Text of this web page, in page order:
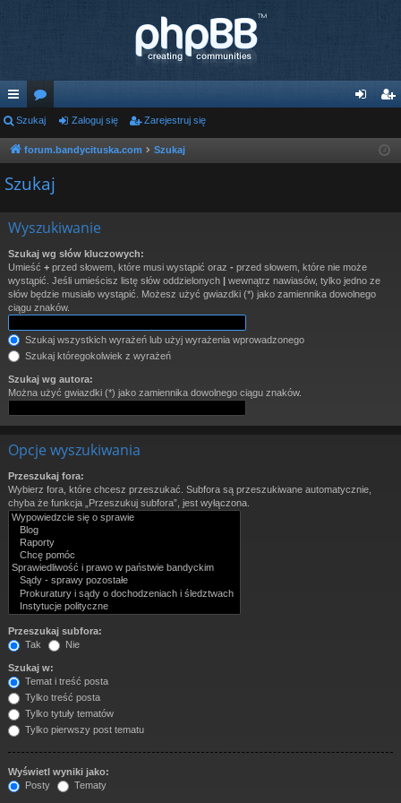
ię
ce
j
or
a ej
Szukaj Zaloguj się Zarejestruj się
forum.bandycituska.com Szukaj
Szukaj
Wyszukiwanie
Szukaj wg słów kluczowych:
Umieść + przed słowem, które musi wystąpić oraz - przed słowem, które nie może
wystąpić. Jeśli umieścisz listę słów oddzielonych | wewnątrz nawiasów, tylko jedno ze
słów będzie musiało wystąpić. Możesz użyć gwiazdki (*) jako zamiennika dowolnego
ciągu znaków.
Szukaj wszystkich wyrażeń lub użyj wyrażenia wprowadzonego
Szukaj któregokolwiek z wyrażeń
Szukaj wg autora:
Można użyć gwiazdki (*) jako zamiennika dowolnego ciągu znaków.
Opcje wyszukiwania
Przeszukaj fora:
Wybierz fora, które chcesz przeszukać. Subfora są przeszukiwane automatycznie,
chyba że funkcja „Przeszukuj subfora”, jest wyłączona.
Przeszukaj subfora:
Tak
Nie
Szukaj w:
Temat i treść posta
Tylko treść posta
Tylko tytuły tematów
Tylko pierwszy post tematu
Wyświetl wyniki jako:
Posty
Tematy